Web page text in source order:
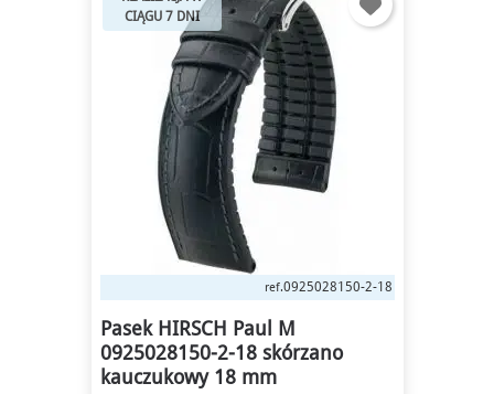
CIĄGU 7 DNI
ref.0925028150-2-18
Pasek HIRSCH Paul M
0925028150-2-18 skórzano
kauczukowy 18 mm